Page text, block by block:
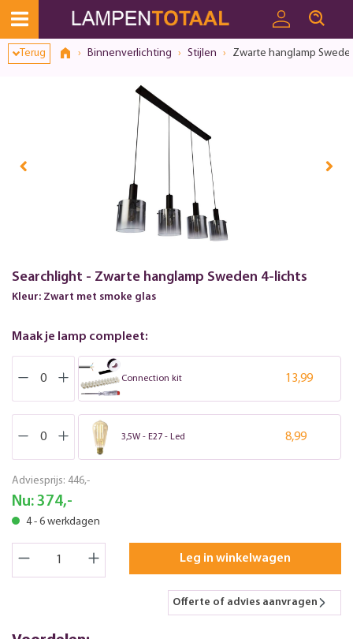
Terug Binnenverlichting Stijlen Zwarte hanglamp
Searchlight - Zwarte hanglamp Sweden 4-lichts
Kleur: Zwart met smoke glas
Maak je lamp compleet:
Connection kit 13,99
3,5W - E27 - Led 8,99
Adviesprijs: 446,-
Nu: 374,-
4 - 6 werkdagen
Leg in winkelwagen
Offerte of advies aanvragen
Toestemmingsvenster geopend